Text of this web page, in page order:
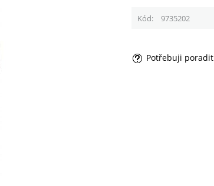
Kód 9735202
Potřebuji poradit